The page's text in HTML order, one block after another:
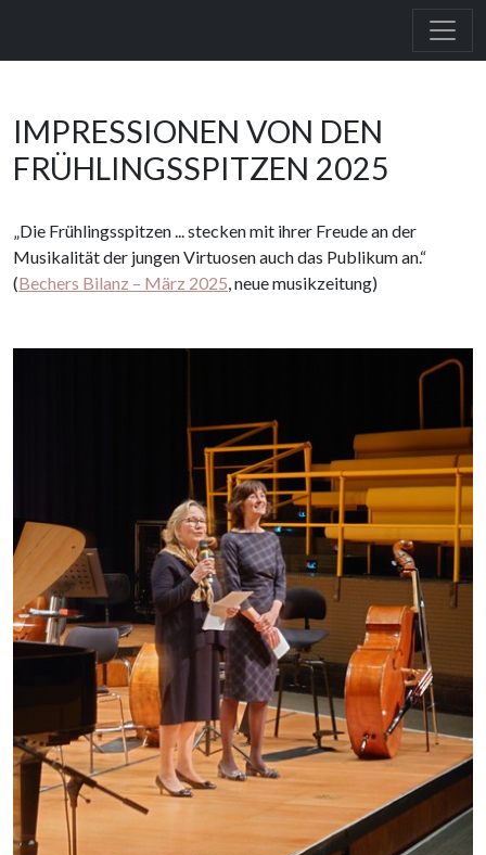
IMPRESSIONEN VON DEN
FRÜHLINGSSPITZEN 2025
Die Frühlingsspitzen ... stecken mit ihrer Freude an der
Musikalität der jungen Virtuosen auch das Publikum an.
(Bechers Bilanz – März 2025 , neue musikzeitung)